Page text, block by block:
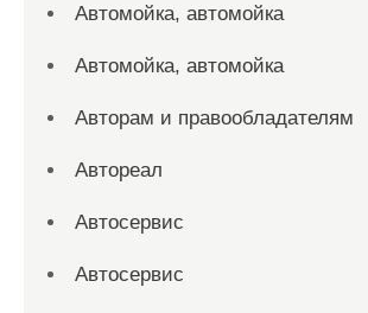
Автомойка, автомойка
Автомойка, автомойка
Авторам и правообладателям
Автореал
Автосервис
Автосервис